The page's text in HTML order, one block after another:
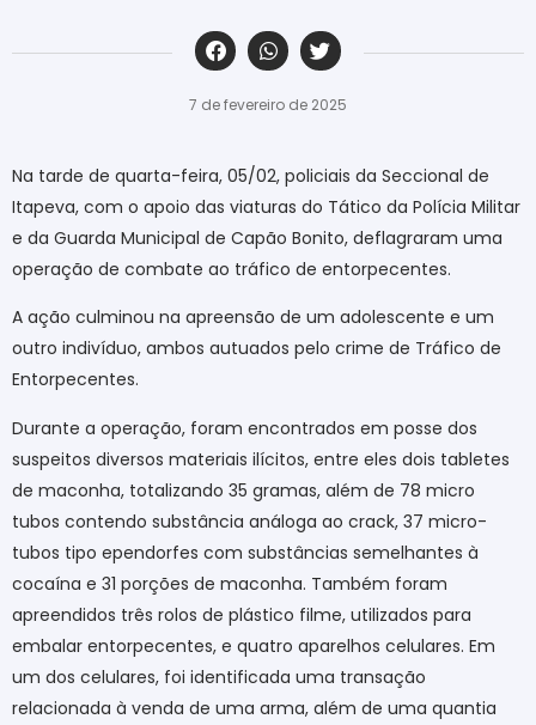
‎ ‎ ‎ ‎ ‎ ‎ ‎ ‎ ‎ ‎ ‎ ‎ ‎ ‎ ‎ ‎ ‎ ‎ ‎ ‎ ‎ ‎ ‎ ‎ ‎ ‎ ‎ ‎ ‎ ‎ ‎
7 de fevereiro de 2025
Na tarde de quarta-feira, 05/02, policiais da Seccional de
Itapeva, com o apoio das viaturas do Tático da Polícia Militar
e da Guarda Municipal de Capão Bonito, deflagraram uma
operação de combate ao tráfico de entorpecentes.
A ação culminou na apreensão de um adolescente e um
outro indivíduo, ambos autuados pelo crime de Tráfico de
Entorpecentes.
Durante a operação, foram encontrados em posse dos
suspeitos diversos materiais ilícitos, entre eles dois tabletes
de maconha, totalizando 35 gramas, além de 78 micro
tubos contendo substância análoga ao crack, 37 micro-
tubos tipo ependorfes com substâncias semelhantes à
cocaína e 31 porções de maconha. Também foram
apreendidos três rolos de plástico filme, utilizados para
embalar entorpecentes, e quatro aparelhos celulares. Em
um dos celulares, foi identificada uma transação
relacionada à venda de uma arma, além de uma quantia